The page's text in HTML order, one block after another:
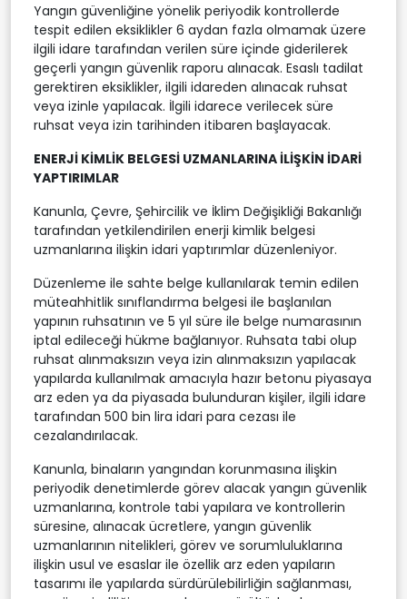
Yangın güvenliğine yönelik periyodik kontrollerde
tespit edilen eksiklikler 6 aydan fazla olmamak üzere
ilgili idare tarafından verilen süre içinde giderilerek
geçerli yangın güvenlik raporu alınacak. Esaslı tadilat
gerektiren eksiklikler, ilgili idareden alınacak ruhsat
veya izinle yapılacak. İlgili idarece verilecek süre
ruhsat veya izin tarihinden itibaren başlayacak.
ENERJİ KİMLİK BELGESİ UZMANLARINA İLİŞKİN İDARİ
YAPTIRIMLAR
Kanunla, Çevre, Şehircilik ve İklim Değişikliği Bakanlığı
tarafından yetkilendirilen enerji kimlik belgesi
uzmanlarına ilişkin idari yaptırımlar düzenleniyor.
Düzenleme ile sahte belge kullanılarak temin edilen
müteahhitlik sınıflandırma belgesi ile başlanılan
yapının ruhsatının ve 5 yıl süre ile belge numarasının
iptal edileceği hükme bağlanıyor. Ruhsata tabi olup
ruhsat alınmaksızın veya izin alınmaksızın yapılacak
yapılarda kullanılmak amacıyla hazır betonu piyasaya
arz eden ya da piyasada bulunduran kişiler, ilgili idare
tarafından 500 bin lira idari para cezası ile
cezalandırılacak.
Kanunla, binaların yangından korunmasına ilişkin
periyodik denetimlerde görev alacak yangın güvenlik
uzmanlarına, kontrole tabi yapılara ve kontrollerin
süresine, alınacak ücretlere, yangın güvenlik
uzmanlarının nitelikleri, görev ve sorumluluklarına
ilişkin usul ve esaslar ile özellik arz eden yapıların
tasarımı ile yapılarda sürdürülebilirliğin sağlanması,